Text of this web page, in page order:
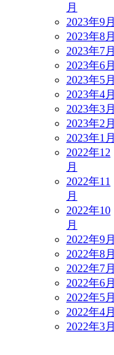
月
2023年9月
2023年8月
2023年7月
2023年6月
2023年5月
2023年4月
2023年3月
2023年2月
2023年1月
2022年12
月
2022年11
月
2022年10
月
2022年9月
2022年8月
2022年7月
2022年6月
2022年5月
2022年4月
2022年3月